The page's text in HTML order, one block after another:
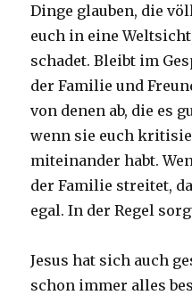
Dinge glauben, die
euch in eine
schadet. Bleibt im
der Familie und
von denen ab, die es
wenn sie euch
miteinander habt.
der Familie streitet,
egal. In der Regel
Jesus hat sich auch
schon immer alles